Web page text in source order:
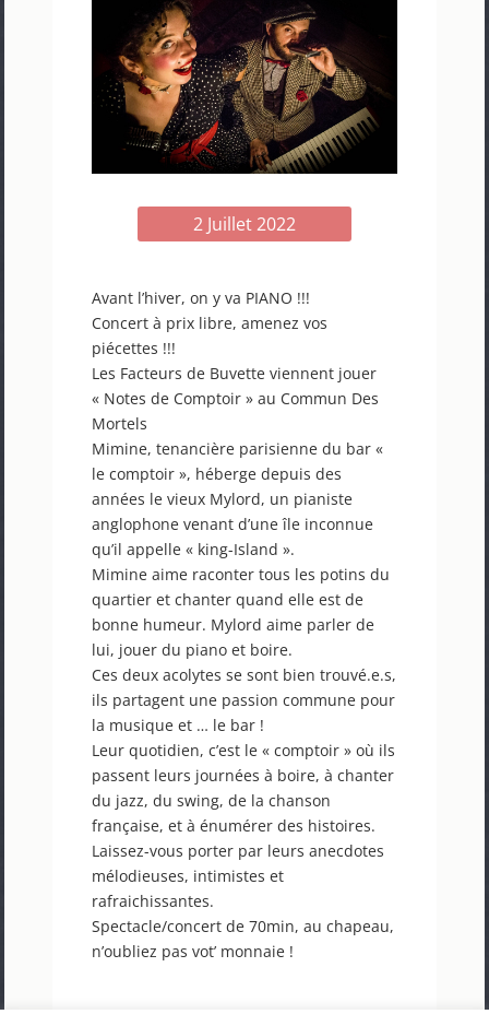
2 Juillet 2022
Avant l’hiver, on y va PIANO !!!
Concert à prix libre, amenez vos
piécettes !!!
Les Facteurs de Buvette viennent jouer
« Notes de Comptoir » au Commun Des
Mortels
Mimine, tenancière parisienne du bar «
le comptoir », héberge depuis des
années le vieux Mylord, un pianiste
anglophone venant d’une île inconnue
qu’il appelle « king-Island ».
Mimine aime raconter tous les potins du
quartier et chanter quand elle est de
bonne humeur. Mylord aime parler de
lui, jouer du piano et boire.
Ces deux acolytes se sont bien trouvé.e.s,
ils partagent une passion commune pour
la musique et … le bar !
Leur quotidien, c’est le « comptoir » où ils
passent leurs journées à boire, à chanter
du jazz, du swing, de la chanson
française, et à énumérer des histoires.
Laissez-vous porter par leurs anecdotes
mélodieuses, intimistes et
rafraichissantes.
Spectacle/concert de 70min, au chapeau,
n’oubliez pas vot’ monnaie !